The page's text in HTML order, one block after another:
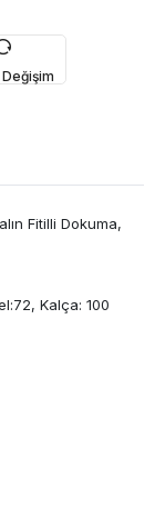
Fitilli Dokuma,
Kalça: 100